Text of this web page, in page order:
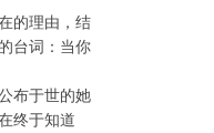
的理由，结
台词：当你
布于世的她
终于知道